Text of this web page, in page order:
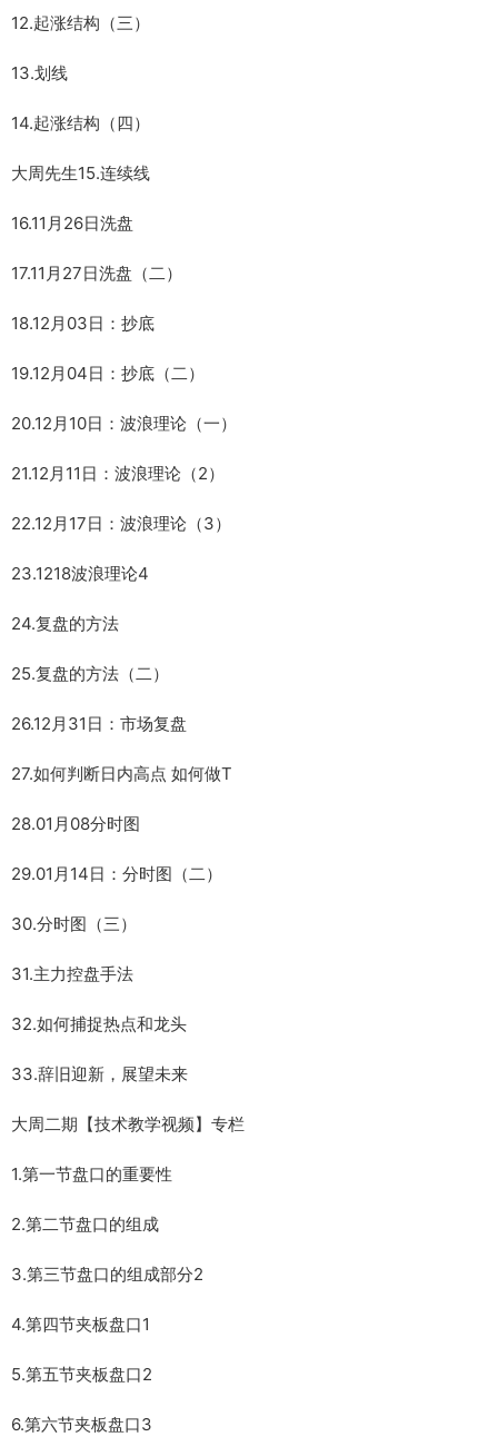
12.起涨结构（三）
13.划线
14.起涨结构（四）
大周先生15.连续线
16.11月26日洗盘
17.11月27日洗盘（二）
18.12月03日：抄底
19.12月04日：抄底（二）
20.12月10日：波浪理论（一）
21.12月11日：波浪理论（2）
22.12月17日：波浪理论（3）
23.1218波浪理论4
24.复盘的方法
25.复盘的方法（二）
26.12月31日：市场复盘
27.如何判断日内高点 如何做T
28.01月08分时图
29.01月14日：分时图（二）
30.分时图（三）
31.主力控盘手法
32.如何捕捉热点和龙头
33.辞旧迎新，展望未来
大周二期【技术教学视频】专栏
1.第一节盘口的重要性
2.第二节盘口的组成
3.第三节盘口的组成部分2
4.第四节夹板盘口1
5.第五节夹板盘口2
6.第六节夹板盘口3